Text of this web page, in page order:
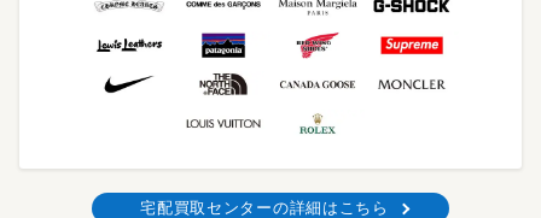
宅配買取センターの詳細はこちら